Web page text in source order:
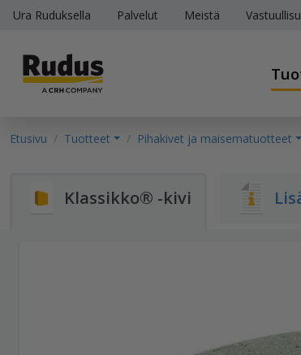
Ura Ruduksella Palvelut Meistä
Etusivu Tuotteet Pihakivet ja maisematuotteet
Klassikko® -kivi